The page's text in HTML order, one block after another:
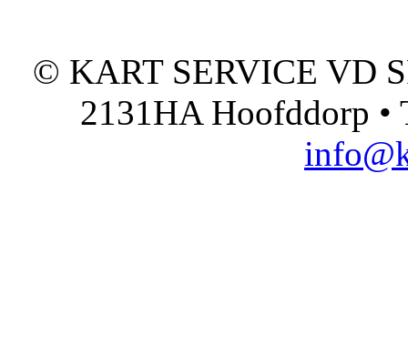
© KART SERVICE VD
2131HA Hoofddorp •